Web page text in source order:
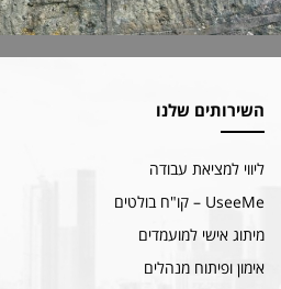
השירותים שלנו
ליווי למציאת עבודה
UseeMe – קו"ח בולטים
מיתוג אישי למועמדים
אימון ופיתוח מנהלים